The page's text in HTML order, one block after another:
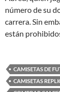
número de su
carrera. Sin
están
CAMISETAS DE
CAMISETAS